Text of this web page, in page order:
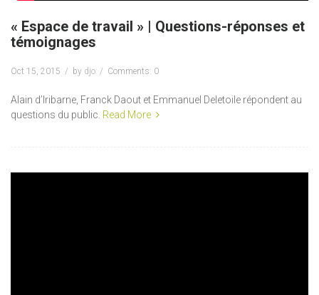
« Espace de travail » | Questions-réponses et
témoignages
Oct 15, 2015 by djo Comments: 0
Alain d’Iribarne, Franck Daout et Emmanuel Deletoile répondent au
questions du public. Read More